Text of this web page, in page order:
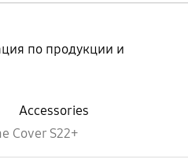
по продукции и
Accessories
Cover S22+